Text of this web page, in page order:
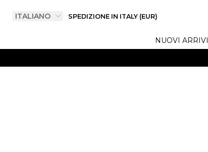
SPEDIZIONE IN ITALY (EUR)
NUOVI ARRIVI